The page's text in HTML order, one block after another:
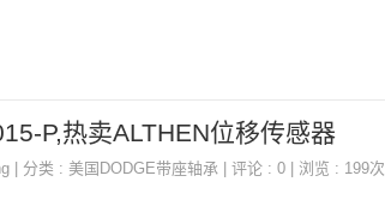
P,热卖ALTHEN位移传感器
| 分类 : 美国DODGE带座轴承 | 评论 : 0 | 浏览 : 199次